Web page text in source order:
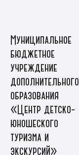
Муниципальное
бюджетное
учреждение
дополнительного
образования
«Центр детско-
юношеского
туризма и
экскурсий»